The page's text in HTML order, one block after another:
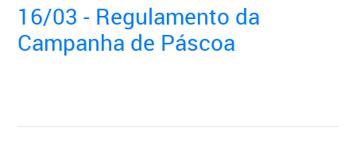
16/03 - Regulamento da
Campanha de Páscoa